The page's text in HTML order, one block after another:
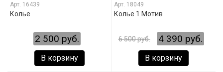
16439
Колье
2 500 руб.
В корзину
18049
Колье 1 Мотив
6 500 руб. 4 390 руб.
В корзину